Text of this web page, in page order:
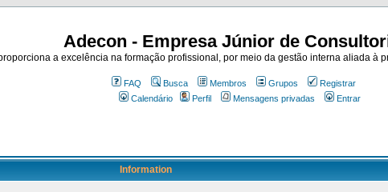
Adecon - Empresa Júnior de
a excelência na formação profissional, por meio da gestão interna aliada à
FAQ Busca Membros Grupos
Registrar
Calendário
Perfil Mensagens privadas Entrar
Information